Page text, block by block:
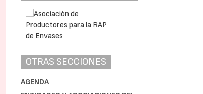
OTRAS SECCIONES
AGENDA